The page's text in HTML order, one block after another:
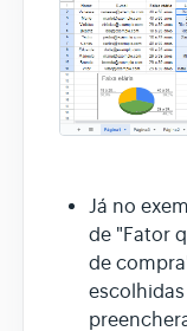
Já no
de "Fator
de